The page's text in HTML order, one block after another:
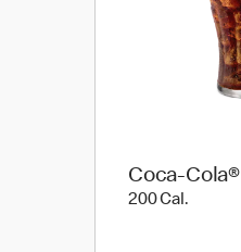
Coca-Cola®
200 Cal.200 Cal.